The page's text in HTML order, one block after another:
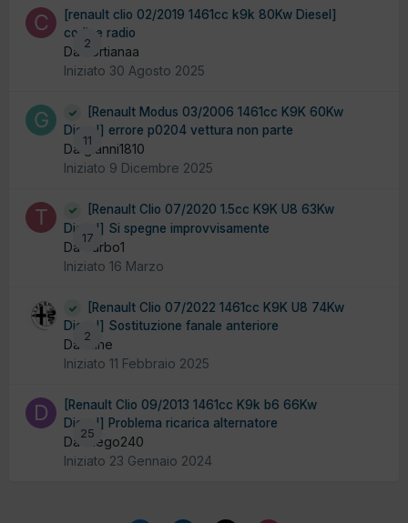
2
[renault clio 02/2019 1461cc k9k 80Kw Diesel]
codice radio
Da cortianaa
Iniziato 30 Agosto 2025
11
[Renault Modus 03/2006 1461cc K9K 60Kw
Diesel] errore p0204 vettura non parte
Da gianni1810
Iniziato 9 Dicembre 2025
17
[Renault Clio 07/2020 1.5cc K9K U8 63Kw
Diesel] Si spegne improvvisamente
Da Turbo1
Iniziato 16 Marzo
2
[Renault Clio 07/2022 1461cc K9K U8 74Kw
Diesel] Sostituzione fanale anteriore
Da Pline
Iniziato 11 Febbraio 2025
25
[Renault Clio 09/2013 1461cc K9k b6 66Kw
Diesel] Problema ricarica alternatore
Da Diego240
Iniziato 23 Gennaio 2024